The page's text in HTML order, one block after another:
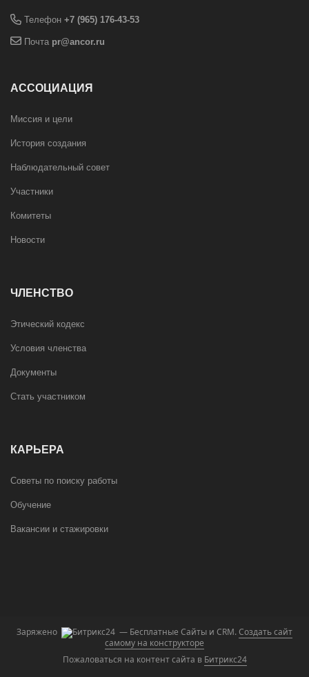
Телефон +7 (965) 176-43-53
Почта pr@ancor.ru
АССОЦИАЦИЯ
Миссия и цели
История создания
Наблюдательный совет
Участники
Комитеты
Новости
ЧЛЕНСТВО
Этический кодекс
Условия членства
Документы
Стать участником
КАРЬЕРА
Советы по поиску работы
Обучение
Вакансии и стажировки
Заряжено — Бесплатные Сайты и CRM.Создать сайт
самому на конструкторе
Пожаловаться на контент cайта в Битрикс24